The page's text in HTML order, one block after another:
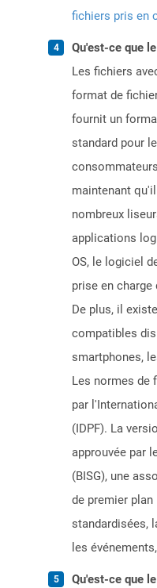
fichiers pris en
Qu'est-ce que
Les fichiers
format de
fournit un
standard pour
maintenant
nombreux
applications
OS, le logiciel
prise en
De plus, il
compatibles
smartphones,
Les normes de
par
(IDPF). La
approuvée par
(BISG), une
de premier
standardisées,
les
Qu'est-ce que